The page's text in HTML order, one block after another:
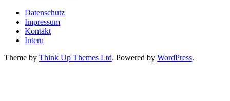
Datenschutz
Impressum
Kontakt
Intern
Theme by Think Up Themes Ltd. Powered by WordPress.